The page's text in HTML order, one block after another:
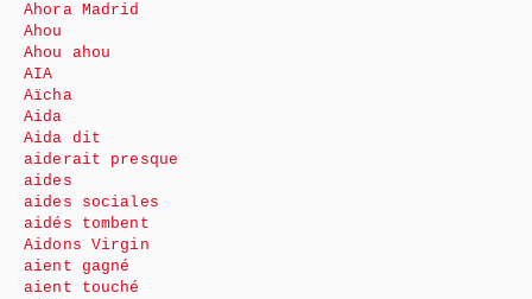
Ahora Madrid
Ahou
Ahou ahou
AIA
Aïcha
Aida
Aida dit
aiderait presque
aides
aides sociales
aidés tombent
Aidons Virgin
aient gagné
aient touché